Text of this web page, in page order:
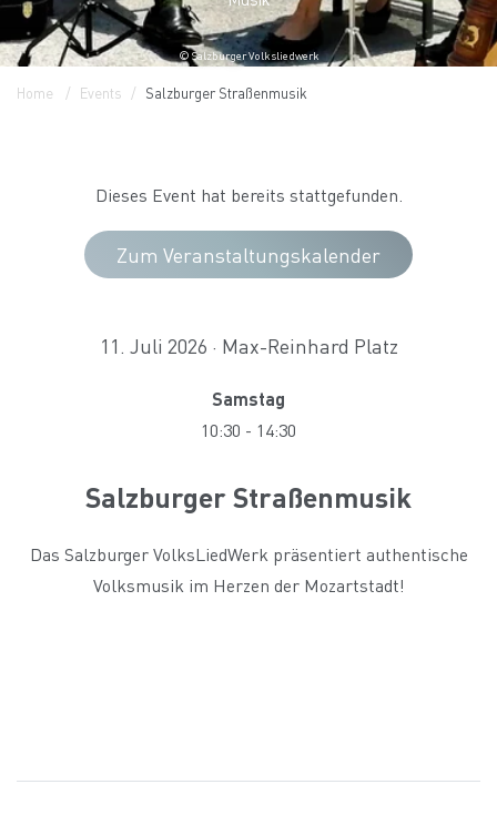
© Salzburger Volksliedwerk
Home Events Salzburger Straßenmusik
Dieses Event hat bereits stattgefunden.
Zum Veranstaltungskalender
11. Juli 2026 · Max-Reinhard Platz
Samstag
10:30 - 14:30
Salzburger Straßenmusik
Das Salzburger VolksLiedWerk präsentiert authentische
Volksmusik im Herzen der Mozartstadt!